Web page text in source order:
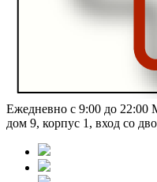
Ежедневно с 9:00 до 22:00
дом 9, корпус 1, вход со